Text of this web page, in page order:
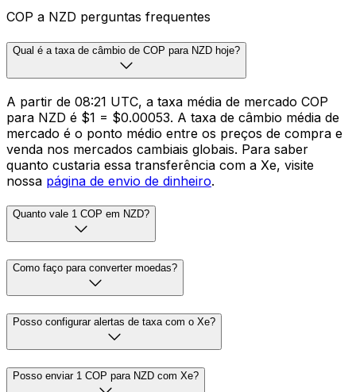
COP a NZD perguntas frequentes
Qual é a taxa de câmbio de COP para NZD hoje?
A partir de 08:21 UTC, a taxa média de mercado COP
para NZD é $1 = $0.00053. A taxa de câmbio média de
mercado é o ponto médio entre os preços de compra e
venda nos mercados cambiais globais. Para saber
quanto custaria essa transferência com a Xe, visite
nossa página de envio de dinheiro.
Quanto vale 1 COP em NZD?
Como faço para converter moedas?
Posso configurar alertas de taxa com o Xe?
Posso enviar 1 COP para NZD com Xe?